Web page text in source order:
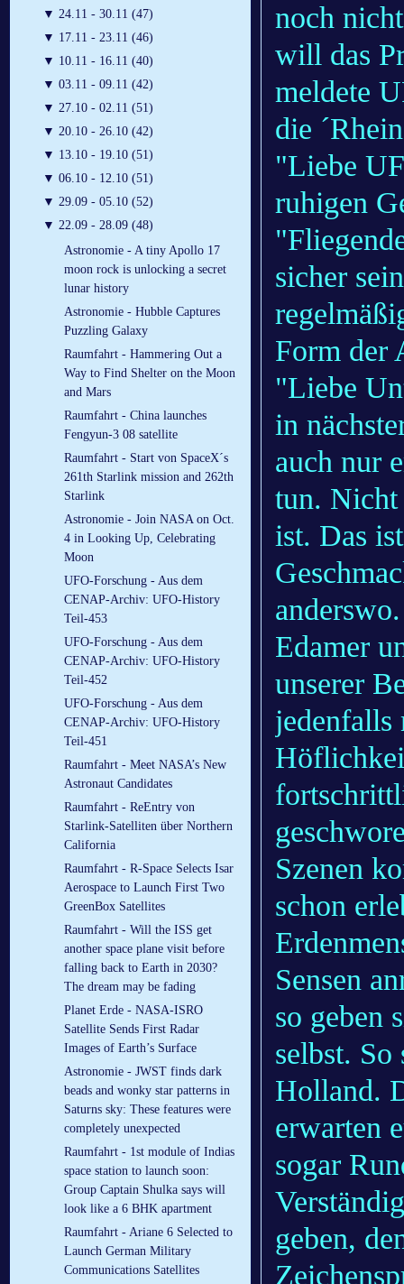
▼ 24.11 - 30.11 (47)
▼ 17.11 - 23.11 (46)
▼ 10.11 - 16.11 (40)
▼ 03.11 - 09.11 (42)
▼ 27.10 - 02.11 (51)
▼ 20.10 - 26.10 (42)
▼ 13.10 - 19.10 (51)
▼ 06.10 - 12.10 (51)
▼ 29.09 - 05.10 (52)
▼ 22.09 - 28.09 (48)
Astronomie - A tiny Apollo 17
moon rock is unlocking a secret
lunar history
Astronomie - Hubble Captures
Puzzling Galaxy
Raumfahrt - Hammering Out a
Way to Find Shelter on the Moon
and Mars
Raumfahrt - China launches
Fengyun-3 08 satellite
Raumfahrt - Start von SpaceX´s
261th Starlink mission and 262th
Starlink
Astronomie - Join NASA on Oct.
4 in Looking Up, Celebrating
Moon
UFO-Forschung - Aus dem
CENAP-Archiv: UFO-History
Teil-453
UFO-Forschung - Aus dem
CENAP-Archiv: UFO-History
Teil-452
UFO-Forschung - Aus dem
CENAP-Archiv: UFO-History
Teil-451
Raumfahrt - Meet NASA’s New
Astronaut Candidates
Raumfahrt - ReEntry von
Starlink-Satelliten über Northern
California
Raumfahrt - R-Space Selects Isar
Aerospace to Launch First Two
GreenBox Satellites
Raumfahrt - Will the ISS get
another space plane visit before
falling back to Earth in 2030?
The dream may be fading
Planet Erde - NASA-ISRO
Satellite Sends First Radar
Images of Earth’s Surface
Astronomie - JWST finds dark
beads and wonky star patterns in
Saturns sky: These features were
completely unexpected
Raumfahrt - 1st module of Indias
space station to launch soon:
Group Captain Shulka says will
look like a 6 BHK apartment
Raumfahrt - Ariane 6 Selected to
Launch German Military
Communications Satellites
noch
will das
meldete
die
"Liebe
ruhigen
sicher
Form der
"Liebe
in
auch nur
tun. Nicht
ist. Das
Edamer
unserer
jedenfalls
Szenen
schon
Sensen
so geben
selbst.
Holland.
erwarten
sogar
geben,